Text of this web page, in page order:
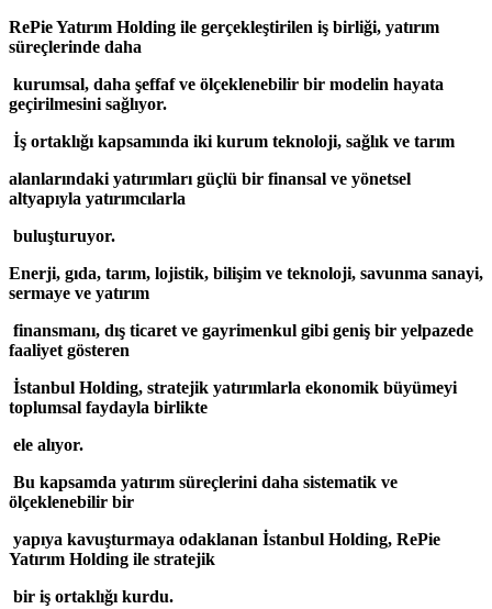
RePie Yatırım Holding ile gerçekleştirilen iş birliği, yatırım
süreçlerinde daha
kurumsal, daha şeffaf ve ölçeklenebilir bir modelin hayata
geçirilmesini sağlıyor.
İş ortaklığı kapsamında iki kurum teknoloji, sağlık ve tarım
alanlarındaki yatırımları güçlü bir finansal ve yönetsel
altyapıyla yatırımcılarla
buluşturuyor.
Enerji, gıda, tarım, lojistik, bilişim ve teknoloji, savunma sanayi,
sermaye ve yatırım
finansmanı, dış ticaret ve gayrimenkul gibi geniş bir yelpazede
faaliyet gösteren
İstanbul Holding, stratejik yatırımlarla ekonomik büyümeyi
toplumsal faydayla birlikte
ele alıyor.
Bu kapsamda yatırım süreçlerini daha sistematik ve
ölçeklenebilir bir
yapıya kavuşturmaya odaklanan İstanbul Holding, RePie
Yatırım Holding ile stratejik
bir iş ortaklığı kurdu.